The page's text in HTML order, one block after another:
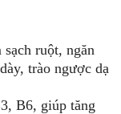
ruột, ngăn
trào ngược dạ
B6, giúp tăng